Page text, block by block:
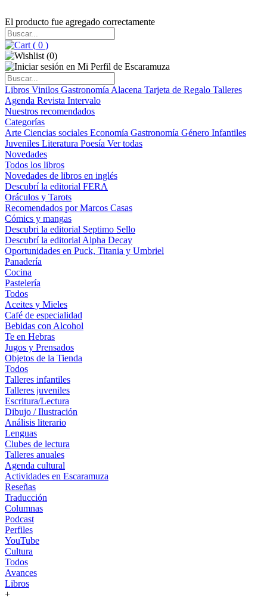
El producto fue agregado correctamente
( 0 )
(0)
Libros Vinilos Gastronomía Alacena Tarjeta de Regalo Talleres
Agenda Revista Intervalo
Nuestros recomendados
Categorías
Arte Ciencias sociales Economía Gastronomía Género Infantiles
Juveniles Literatura Poesía Ver todas
Novedades
Todos los libros
Novedades de libros en inglés
Descubrí la editorial FERA
Oráculos y Tarots
Recomendados por Marcos Casas
Cómics y mangas
Descubri la editorial Septimo Sello
Descubrí la editorial Alpha Decay
Oportunidades en Puck, Titania y Umbriel
Panadería
Cocina
Pastelería
Todos
Aceites y Mieles
Café de especialidad
Bebidas con Alcohol
Te en Hebras
Jugos y Prensados
Objetos de la Tienda
Todos
Talleres infantiles
Talleres juveniles
Escritura/Lectura
Dibujo / Ilustración
Análisis literario
Lenguas
Clubes de lectura
Talleres anuales
Agenda cultural
Actividades en Escaramuza
Reseñas
Traducción
Columnas
Podcast
Perfiles
YouTube
Cultura
Todos
Avances
Libros
+